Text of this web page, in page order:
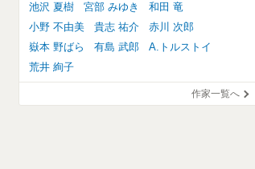
池沢 夏樹
宮部 みゆき
和田 竜
小野 不由美
貴志 祐介
赤川 次郎
嶽本 野ばら
有島 武郎
A.トルストイ
荒井 絢子
作家一覧へ